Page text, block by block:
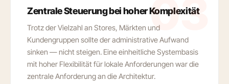
03
Zentrale Steuerung bei hoher Komplexität
Trotz der Vielzahl an Stores, Märkten und
Kundengruppen sollte der administrative Aufwand
sinken — nicht steigen. Eine einheitliche Systembasis
mit hoher Flexibilität für lokale Anforderungen war die
zentrale Anforderung an die Architektur.